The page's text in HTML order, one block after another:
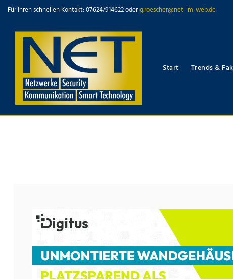
Für Ihren schnellen Kontakt: 07624/914622 oderg.roescher@net-im-web.de
Start Trends &